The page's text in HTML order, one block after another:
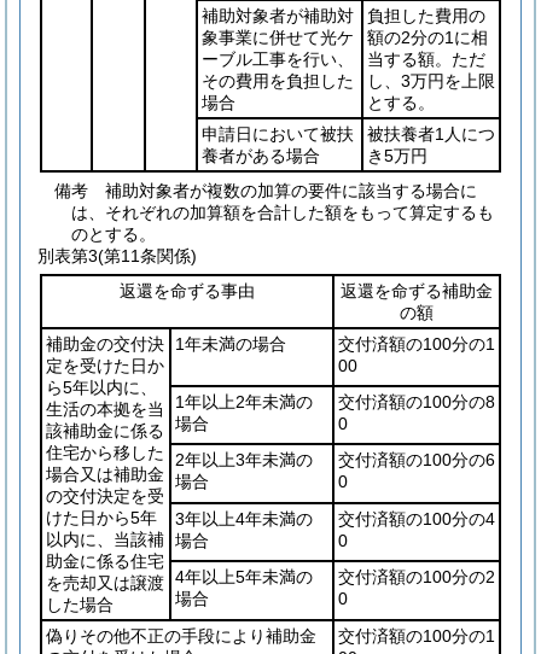
補助対象者が補助対
象事業に併せて光ケ
ーブル工事を行い、
その費用を負担した
場合
負担した費用の
額の2分の1に相
当する額。ただ
し、3万円を上限
とする。
申請日において被扶
養者がある場合
被扶養者1人につ
き5万円
備考 補助対象者が複数の加算の要件に該当する場合に
は、それぞれの加算額を合計した額をもって算定するも
のとする。
別表第3(第11条関係)
返還を命ずる事由
返還を命ずる補助金
の額
補助金の交付決
定を受けた日か
ら5年以内に、
生活の本拠を当
該補助金に係る
住宅から移した
場合又は補助金
の交付決定を受
けた日から5年
以内に、当該補
助金に係る住宅
を売却又は譲渡
した場合
1年未満の場合
交付済額の100分の1
00
1年以上2年未満の
場合
交付済額の100分の8
0
2年以上3年未満の
場合
交付済額の100分の6
0
3年以上4年未満の
場合
交付済額の100分の4
0
4年以上5年未満の
場合
交付済額の100分の2
0
偽りその他不正の手段により補助金
交付済額の100分の1